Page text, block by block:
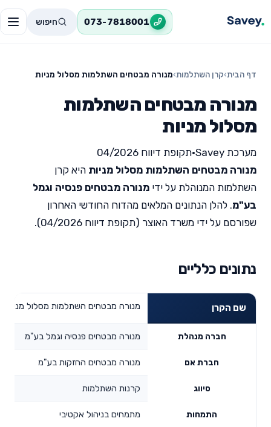
073-7818001 חיפוש
דף הבית›קרן השתלמות›מנורה מבטחים השתלמות מסלול מניות
מנורה מבטחים השתלמות
מסלול מניות
מערכת Savey •תקופת דיווח 04/2026
מנורה מבטחים השתלמות מסלול מניות היא קרן
השתלמות המנוהלת על ידי מנורה מבטחים פנסיה וגמל
בע"מ. להלן הנתונים המלאים מהדוח החודשי האחרון
שפורסם על ידי משרד האוצר (תקופת דיווח 04/2026).
נתונים כלליים
שם הקרן מנורה מבטחים השתלמות מסלול מניות
חברה מנהלת מנורה מבטחים פנסיה וגמל בע"מ
חברת אם מנורה מבטחים החזקות בע"מ
סיווג קרנות השתלמות
התמחות מתמחים בניהול אקטיבי